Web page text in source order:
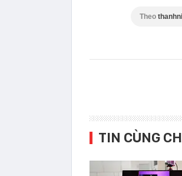
Theo
TIN CÙNG